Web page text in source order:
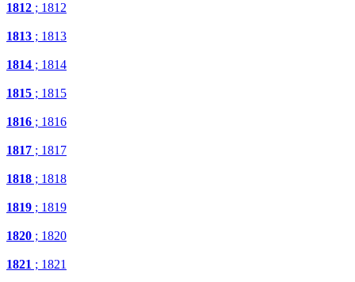
1812 ; 1812
1813 ; 1813
1814 ; 1814
1815 ; 1815
1816 ; 1816
1817 ; 1817
1818 ; 1818
1819 ; 1819
1820 ; 1820
1821 ; 1821